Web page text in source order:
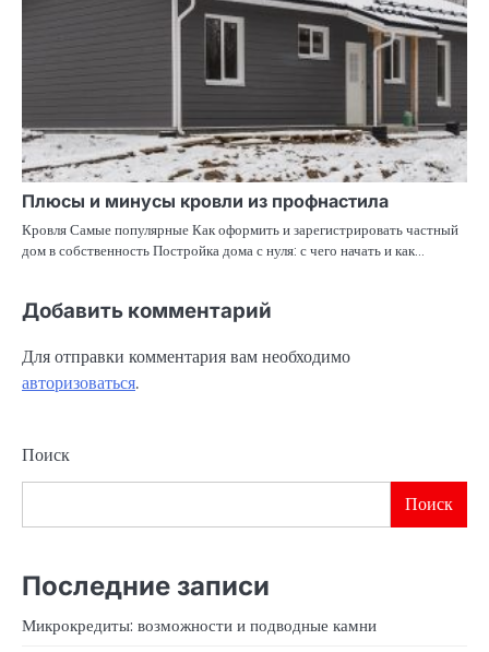
Плюсы и минусы кровли из профнастила
Кровля Самые популярные Как оформить и зарегистрировать частный
дом в собственность Постройка дома с нуля: с чего начать и как…
Добавить комментарий
Для отправки комментария вам необходимо
авторизоваться.
Поиск
Поиск
Последние записи
Микрокредиты: возможности и подводные камни